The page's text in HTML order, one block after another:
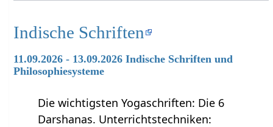
Indische Schriften
11.09.2026 - 13.09.2026 Indische Schriften und
Philosophiesysteme
Die wichtigsten Yogaschriften: Die 6
Darshanas. Unterrichtstechniken: